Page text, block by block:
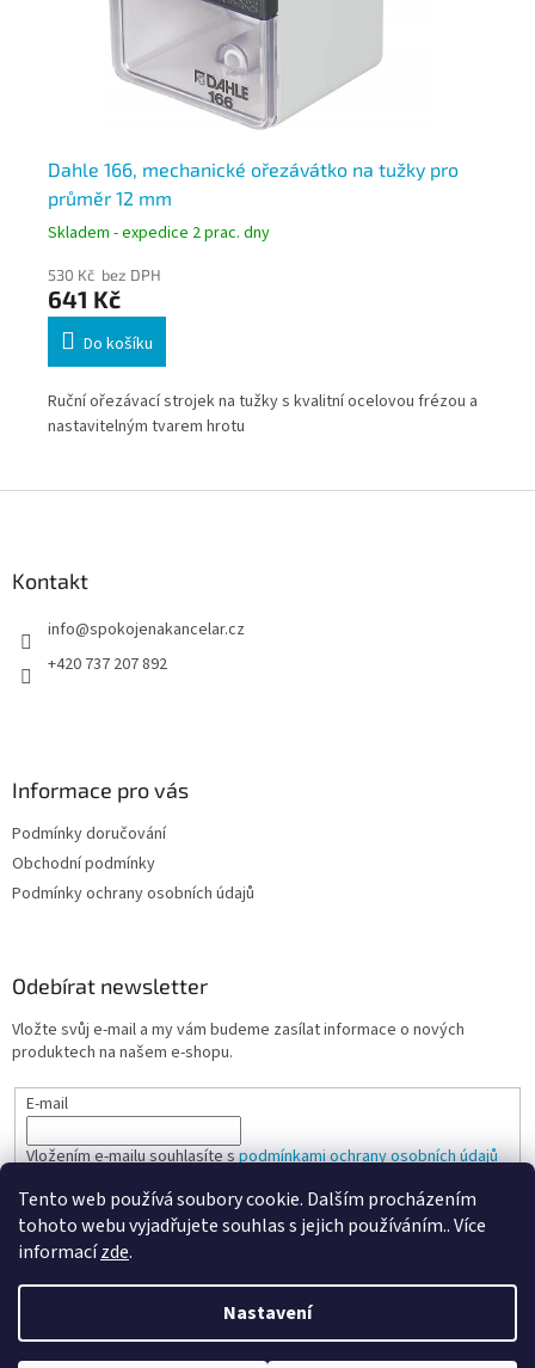
Tento web používá soubory cookie. Dalším procházením
tohoto webu vyjadřujete souhlas s jejich používáním.. Více
informacízde.
Nastavení
Dahle 166, mechanické ořezávátko na tužky pro
průměr 12 mm
Skladem - expedice 2 prac. dny
530 Kč bez DPH
641 Kč
Do košíku
Ruční ořezávací strojek na tužky s kvalitní ocelovou frézou a
nastavitelným tvarem hrotu
Kontakt
info@spokojenakancelar.cz
+420 737 207 892
Informace pro vás
Podmínky doručování
Obchodní podmínky
Podmínky ochrany osobních údajů
Odebírat newsletter
Vložte svůj e-mail a my vám budeme zasílat informace o nových
produktech na našem e-shopu.
E-mail
Vložením e-mailu souhlasíte spodmínkami ochrany osobních údajů
PŘIHLÁSIT SE
Vytvořil Shoptet